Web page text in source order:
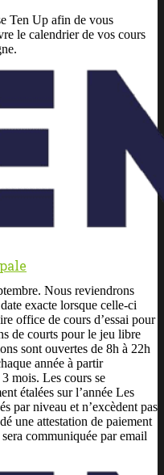
Ten Up afin de vous
le calendrier de vos cours
Nous reviendrons
exacte lorsque celle-ci
office de cours d’essai pour
de courts pour le jeu libre
sont ouvertes de 8h à 22h
année à partir
mois. Les cours se
étalées sur l’année Les
par niveau et n’excèdent pas
une attestation de paiement
communiquée par email